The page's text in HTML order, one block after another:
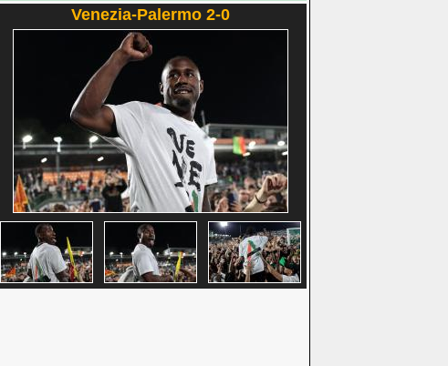
Venezia-Palermo 2-0